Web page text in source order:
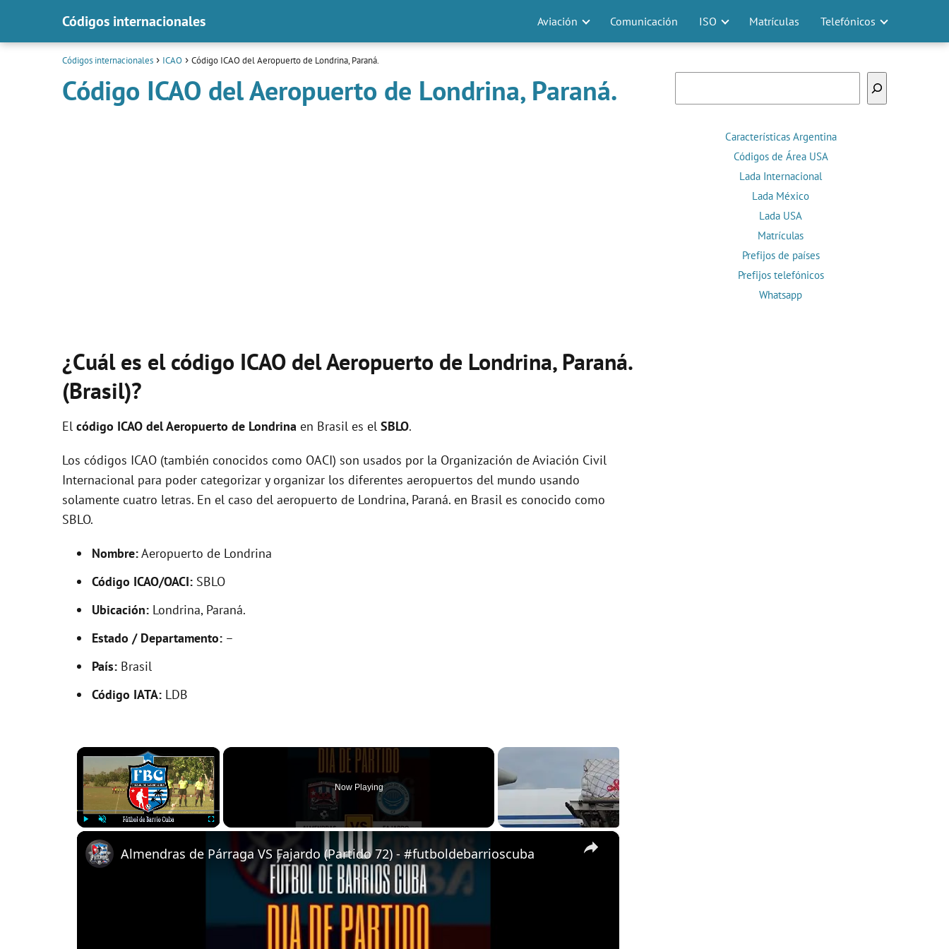
Códigos internacionales Aviación Comunicación ISO Matrículas Telefónicos
Códigos internacionales ICAO Código ICAO del Aeropuerto de Londrina, Paraná.
Código ICAO del Aeropuerto de Londrina, Paraná.
¿Cuál es el código ICAO del Aeropuerto de Londrina, Paraná.
(Brasil)?
El código ICAO delAeropuerto de Londrina en Brasil es el SBLO.
Los códigos ICAO (también conocidos como OACI) son usados por la Organización de Aviación Civil
Internacional para poder categorizar y organizar los diferentes aeropuertos del mundo usando
solamente cuatro letras. En el caso del aeropuerto de Londrina, Paraná. en Brasil es conocido como
SBLO.
Nombre:Aeropuerto de Londrina
Código ICAO/OACI: SBLO
Ubicación: Londrina, Paraná.
Estado / Departamento: –
País: Brasil
Código IATA: LDB
×
Now Playing
×
Almendras de Párraga VS Fajardo (Partido 72) - #futboldebarrioscuba
Características Argentina
Códigos de Área USA
Lada Internacional
Lada México
Lada USA
Matrículas
Prefijos de países
Prefijos telefónicos
Whatsapp